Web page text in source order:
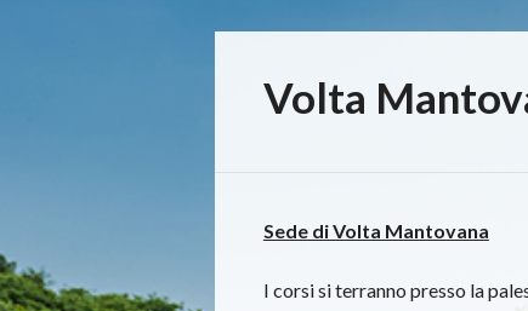
Volta
Sede di Volta Mantovana
I corsi si terranno presso la